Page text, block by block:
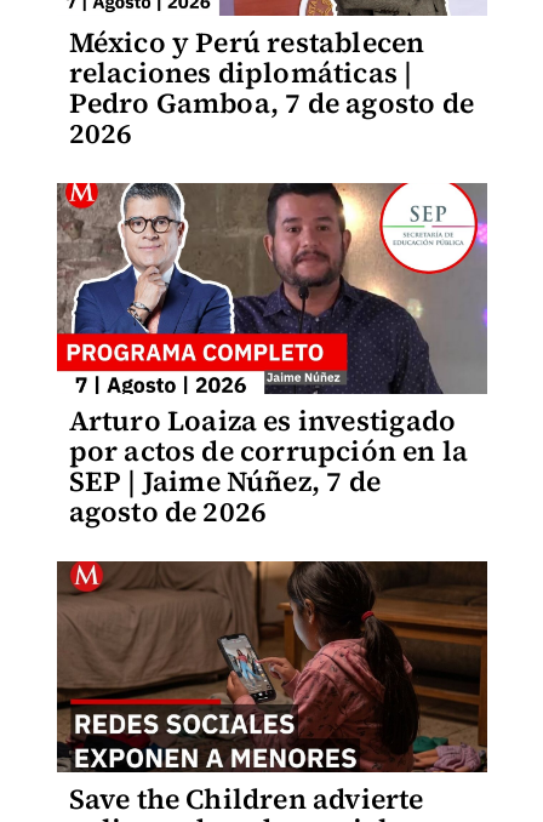
México y Perú restablecen
relaciones diplomáticas |
Pedro Gamboa, 7 de agosto de
2026
Arturo Loaiza es investigado
por actos de corrupción en la
SEP | Jaime Núñez, 7 de
agosto de 2026
Save the Children advierte